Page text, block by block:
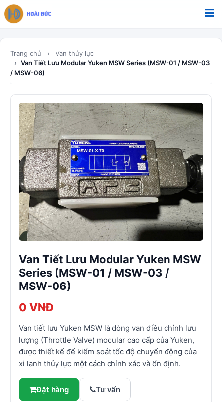
Trang chủ
Van thủy lực
Van Tiết Lưu Modular Yuken MSW Series (MSW-01 / MSW-03
/ MSW-06)
Van Tiết Lưu Modular Yuken MSW
Series (MSW-01 / MSW-03 /
MSW-06)
0 VNĐ
Van tiết lưu Yuken MSW là dòng van điều chỉnh lưu
lượng (Throttle Valve) modular cao cấp của Yuken,
được thiết kế để kiểm soát tốc độ chuyển động của
xi lanh thủy lực một cách chính xác và ổn định.
Đặt hàng Tư vấn